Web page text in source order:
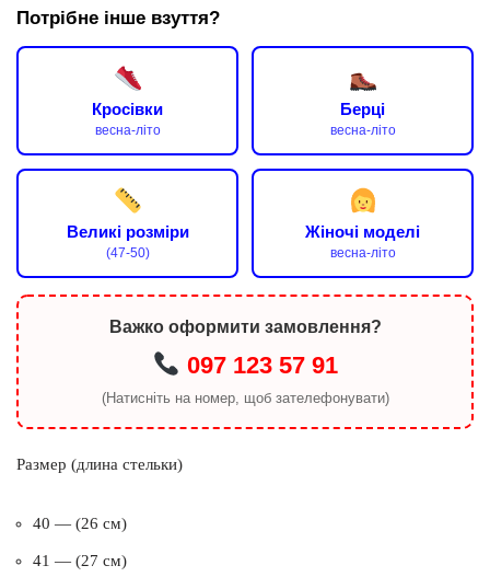
Потрібне інше взуття?
Кросівки
весна-літо
Берці
весна-літо
Великі розміри
(47-50)
Жіночі моделі
весна-літо
Важко оформити замовлення?
097 123 57 91
(Натисніть на номер, щоб зателефонувати)
Размер (длина стельки)
40 — (26 см)
41 — (27 см)